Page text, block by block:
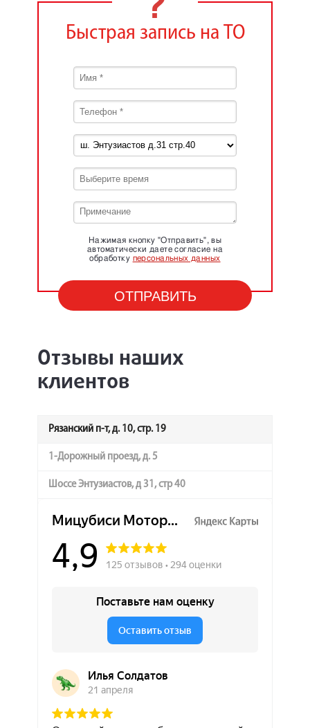
Быстрая запись на ТО
Нажимая кнопку "Отправить", вы
автоматически даете согласие на
обработку персональных данных
Отзывы наших
клиентов
Рязанский п-т, д. 10, стр. 19
1-Дорожный проезд, д. 5
Шоссе Энтузиастов, д 31, стр 40